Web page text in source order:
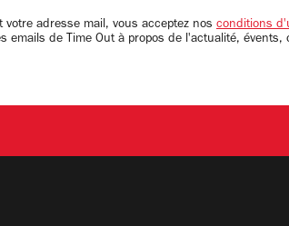
votre adresse mail, vous acceptez nos conditions
emails de Time Out à propos de l'actualité,